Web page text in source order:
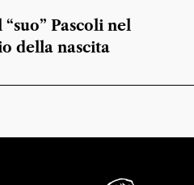
Pascoli nel
della nascita